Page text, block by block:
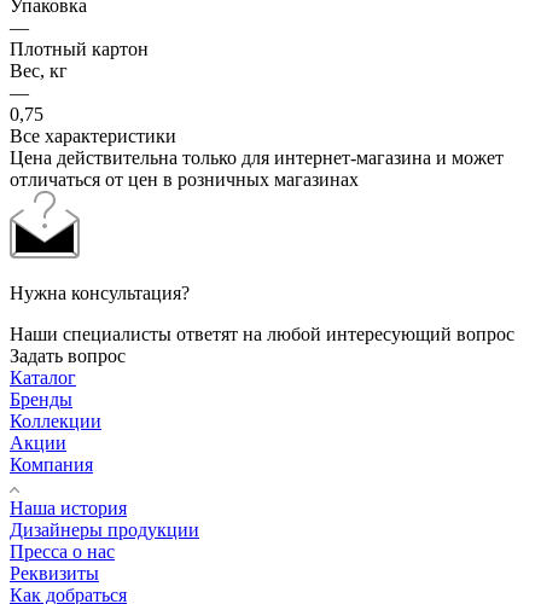
Упаковка
—
Плотный картон
Вес, кг
—
0,75
Все характеристики
Цена действительна только для интернет-магазина и может
отличаться от цен в розничных магазинах
Нужна консультация?
Наши специалисты ответят на любой интересующий вопрос
Задать вопрос
Каталог
Бренды
Коллекции
Акции
Компания
Наша история
Дизайнеры продукции
Пресса о нас
Реквизиты
Как добраться